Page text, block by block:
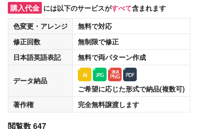
購入代金 には以下のサービスがすべて含まれます
色変更・アレンジ
無料で対応
修正回数
無制限で修正
日本語英語表記
無料で両パターン作成
データ納品
ご希望に応じた形式で納品(複数可)
著作権
完全無料譲渡します
閲覧数 647